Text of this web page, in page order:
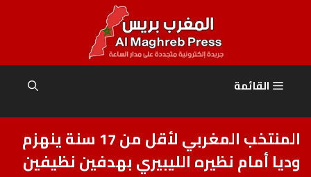
القائمة
المنتخب المغربي لأقل من 17 سنة ينهزم
وديا أمام نظيره الليبيري بهدفين نظيفين